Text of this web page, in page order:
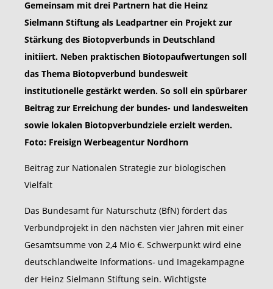
Gemeinsam mit drei Partnern hat die Heinz
Sielmann Stiftung als Leadpartner ein Projekt zur
Stärkung des Biotopverbunds in Deutschland
initiiert. Neben praktischen Biotopaufwertungen soll
das Thema Biotopverbund bundesweit
institutionelle gestärkt werden. So soll ein spürbarer
Beitrag zur Erreichung der bundes- und landesweiten
sowie lokalen Biotopverbundziele erzielt werden.
Foto: Freisign Werbeagentur Nordhorn
Beitrag zur Nationalen Strategie zur biologischen
Vielfalt
Das Bundesamt für Naturschutz (BfN) fördert das
Verbundprojekt in den nächsten vier Jahren mit einer
Gesamtsumme von 2,4 Mio €. Schwerpunkt wird eine
deutschlandweite Informations- und Imagekampagne
der Heinz Sielmann Stiftung sein. Wichtigste